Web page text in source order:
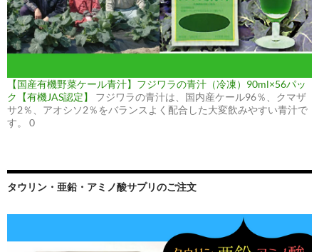
【国産有機野菜ケール青汁】フジワラの青汁（冷凍）90ml×56パッ
ク【有機JAS認定】
フジワラの青汁は、国内産ケール96％、クマザ
サ2％、アオシソ2％をバランスよく配合した大変飲みやすい青汁で
す。 0
タウリン・亜鉛・アミノ酸サプリのご注文